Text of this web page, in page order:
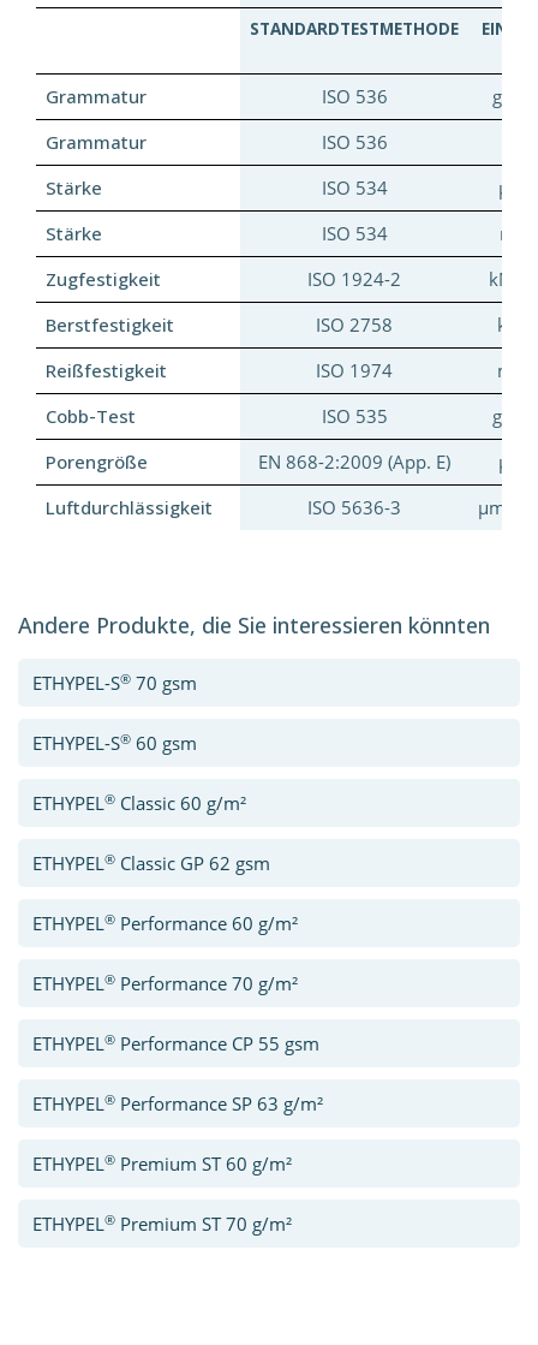
STANDARDTESTMETHODE
Grammatur ISO 536
g/m²
Grammatur
ISO 536
Stärke
ISO 534
µm
Stärke
ISO 534
mil
Zugfestigkeit
ISO 1924-2
kN/m
Berstfestigkeit
ISO 2758
kPa
Reißfestigkeit
ISO 1974
mN
Cobb-Test
ISO 535
g/m²
Porengröße
EN 868-2:2009 (App. E)
μm
Luftdurchlässigkeit
ISO 5636-3 μm/
Andere Produkte, die Sie interessieren könnten
ETHYPEL-S® 70 gsm
ETHYPEL-S® 60 gsm
ETHYPEL® Classic 60 g/m²
ETHYPEL® Classic GP 62 gsm
ETHYPEL® Performance 60 g/m²
ETHYPEL® Performance 70 g/m²
ETHYPEL® Performance CP 55 gsm
ETHYPEL® Performance SP 63 g/m²
ETHYPEL® Premium ST 60 g/m²
ETHYPEL® Premium ST 70 g/m²